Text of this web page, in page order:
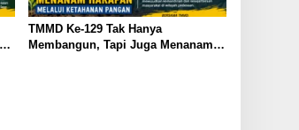
TMMD Ke-129 Tak Hanya
Membangun, Tapi Juga Menanam